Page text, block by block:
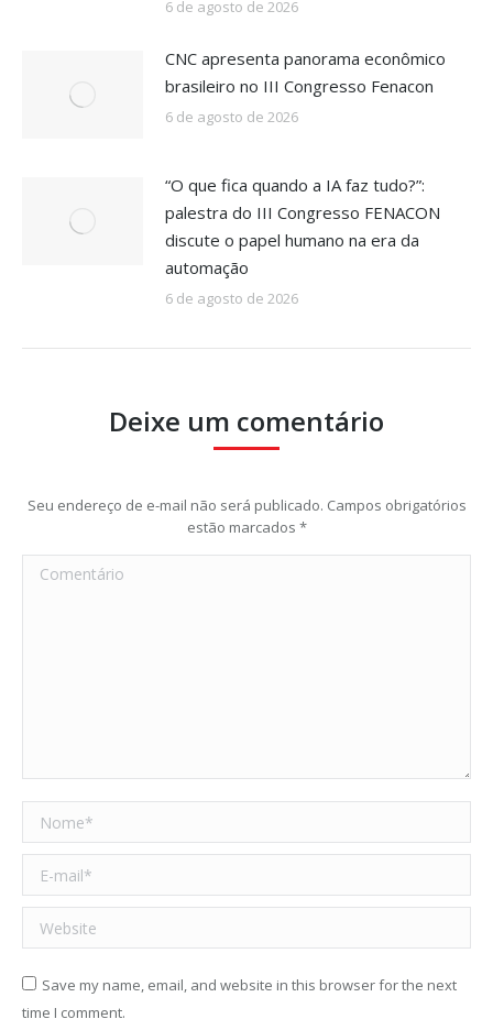
6 de agosto de 2026
CNC apresenta panorama econômico
brasileiro no III Congresso Fenacon
6 de agosto de 2026
“O que fica quando a IA faz tudo?”:
palestra do III Congresso FENACON
discute o papel humano na era da
automação
6 de agosto de 2026
Deixe um comentário
Seu endereço de e-mail não será publicado. Campos obrigatórios
estão marcados *
Comentário
Nome *
E-mail *
Website
Save my name, email, and website in this browser for the next
time I comment.